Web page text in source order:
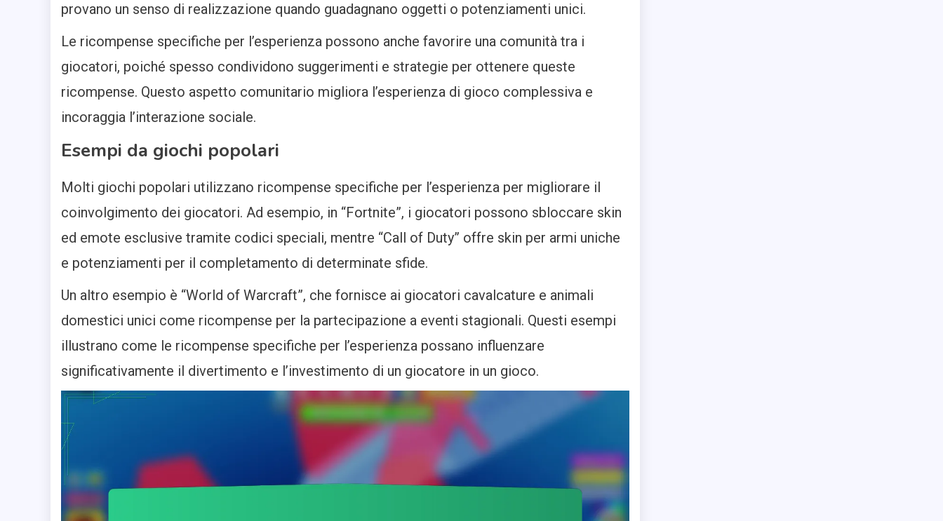
provano un senso di realizzazione quando guadagnano oggetti o potenziamenti unici.
Le ricompense specifiche per l’esperienza possono anche favorire una comunità tra i
giocatori, poiché spesso condividono suggerimenti e strategie per ottenere queste
ricompense. Questo aspetto comunitario migliora l’esperienza di gioco complessiva e
incoraggia l’interazione sociale.
Esempi da giochi popolari
Molti giochi popolari utilizzano ricompense specifiche per l’esperienza per migliorare il
coinvolgimento dei giocatori. Ad esempio, in “Fortnite”, i giocatori possono sbloccare skin
ed emote esclusive tramite codici speciali, mentre “Call of Duty” offre skin per armi uniche
e potenziamenti per il completamento di determinate sfide.
Un altro esempio è “World of Warcraft”, che fornisce ai giocatori cavalcature e animali
domestici unici come ricompense per la partecipazione a eventi stagionali. Questi esempi
illustrano come le ricompense specifiche per l’esperienza possano influenzare
significativamente il divertimento e l’investimento di un giocatore in un gioco.